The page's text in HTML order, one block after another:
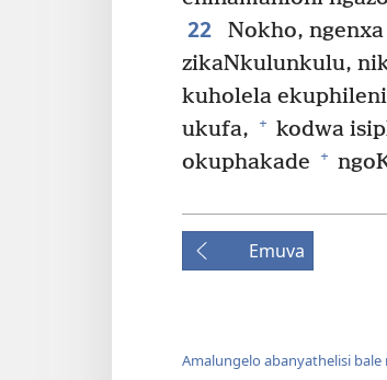
22
Nokho,
zikaNkulunkulu,
kuholela
ukufa,
+ kodwa
okuphakade
+
Emuva
Amalungelo abanyathelisi bale